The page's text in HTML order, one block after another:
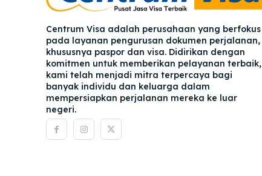
Centrum Visa adalah perusahaan yang berfokus
pada layanan pengurusan dokumen perjalanan,
khususnya paspor dan visa. Didirikan dengan
komitmen untuk memberikan pelayanan terbaik,
kami telah menjadi mitra terpercaya bagi
banyak individu dan keluarga dalam
mempersiapkan perjalanan mereka ke luar
negeri.